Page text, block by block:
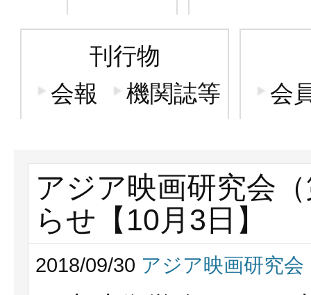
刊行物
会報
機関誌等 会
アジア映画研究会
らせ【10月3日】
2018/09/30 アジア映画研究会